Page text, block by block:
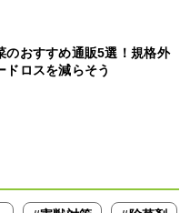
のおすすめ通販5選！規格外
ドロスを減らそう